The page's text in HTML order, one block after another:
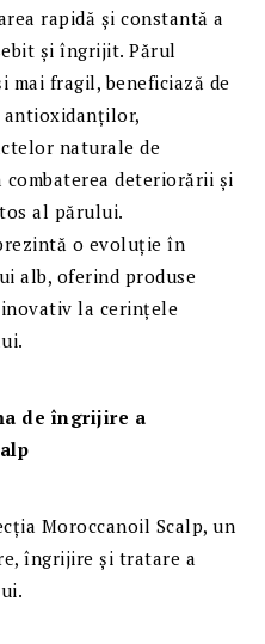
rapidă și constantă a
și îngrijit. Părul
mai fragil, beneficiază de
naturale de
deteriorării și
al părului.
o evoluție în
alb, oferind produse
la cerințele
de îngrijire a
Moroccanoil Scalp, un
îngrijire și tratare a